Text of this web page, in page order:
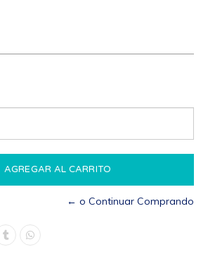
← o Continuar Comprando